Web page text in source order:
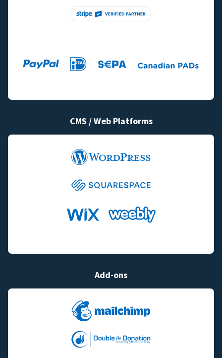
CMS / Web Platforms
Add-ons